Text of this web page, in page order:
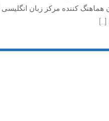
هماهنگ کننده مرکز زبان